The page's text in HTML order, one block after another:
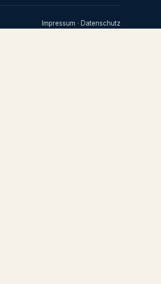
Impressum · Datenschutz